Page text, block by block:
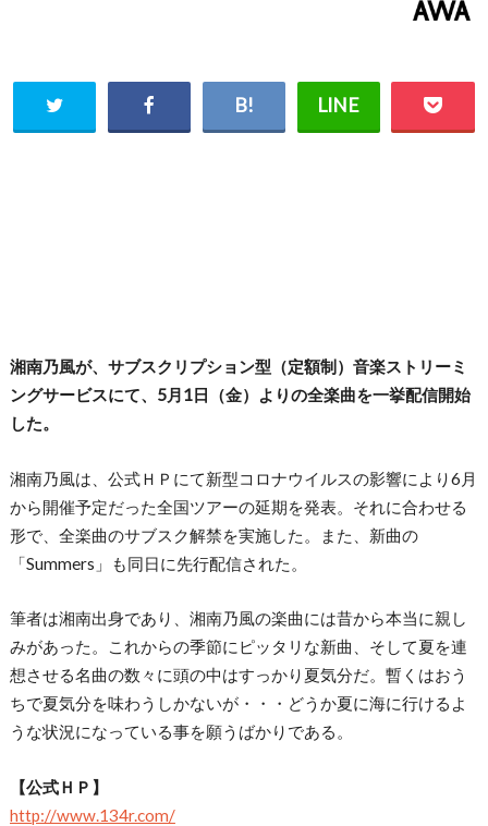
湘南乃風が、サブスクリプション型（定額制）音楽ストリーミ
ングサービスにて、5月1日（金）よりの全楽曲を一挙配信開始
した。
湘南乃風は、公式ＨＰにて新型コロナウイルスの影響により6月
から開催予定だった全国ツアーの延期を発表。それに合わせる
形で、全楽曲のサブスク解禁を実施した。また、新曲の
「Summers」も同日に先行配信された。
筆者は湘南出身であり、湘南乃風の楽曲には昔から本当に親し
みがあった。これからの季節にピッタリな新曲、そして夏を連
想させる名曲の数々に頭の中はすっかり夏気分だ。暫くはおう
ちで夏気分を味わうしかないが・・・どうか夏に海に行けるよ
うな状況になっている事を願うばかりである。
【公式ＨＰ】
http://www.134r.com/